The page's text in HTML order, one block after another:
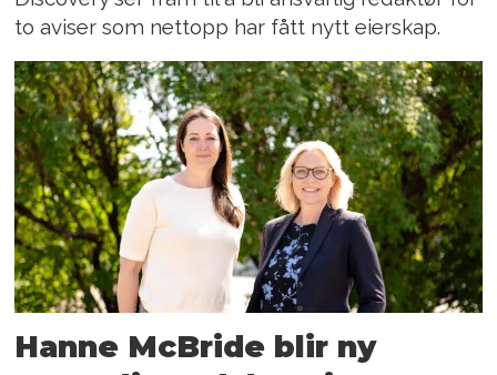
to aviser som nettopp har fått nytt eierskap.
Hanne McBride blir ny